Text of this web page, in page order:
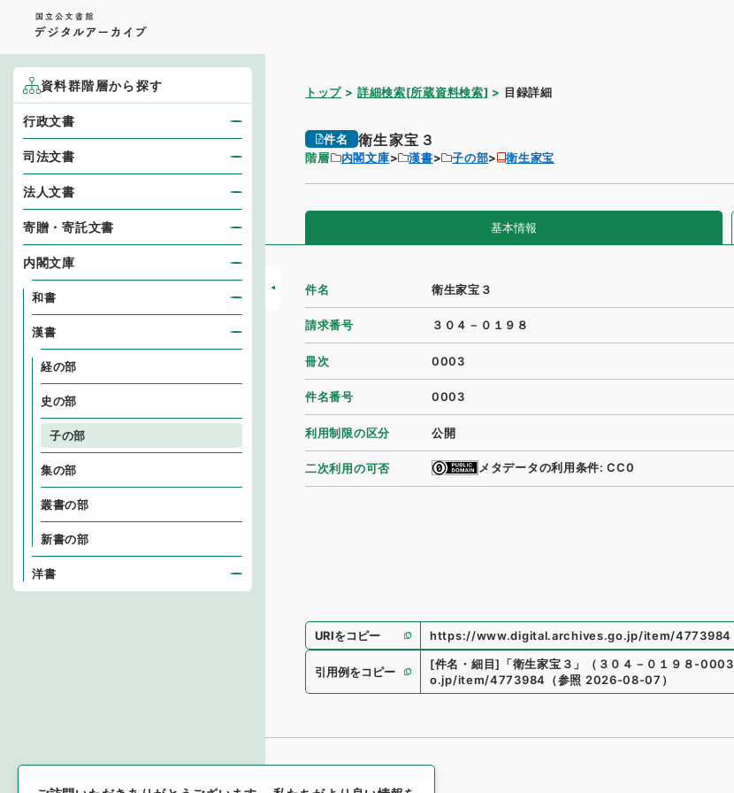
トップ 詳細検索[所蔵資料検索] 目録詳細
件名 衛生家宝３
階層 内閣文庫 漢書 子の部 衛生家宝
基本情報
件名 衛生家宝３
請求番号 ３０４－０１９８
冊次 0003
件名番号 0003
利用制限の区分 公開
二次利用の可否 メタデータの利用条件: CC0
URIをコピー https://www.digital.archives.go.jp/item/4773984
引用例をコピー
[件名・細目] 「衛生家宝３ 」 （ ３０４－０１９８-0003
o.jp/item/4773984
（参照 2026-08-07 ）
資料群階層から探す
行政文書
司法文書
法人文書
寄贈・寄託文書
内閣文庫
和書
漢書
経の部
史の部
子の部
集の部
叢書の部
新書の部
洋書